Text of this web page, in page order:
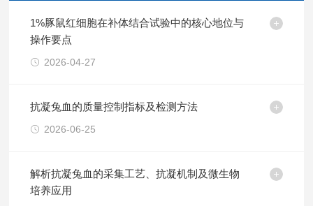
1%豚鼠红细胞在补体结合试验中的核心地位与
操作要点
2026-04-27
抗凝兔血的质量控制指标及检测方法
2026-06-25
解析抗凝兔血的采集工艺、抗凝机制及微生物
培养应用